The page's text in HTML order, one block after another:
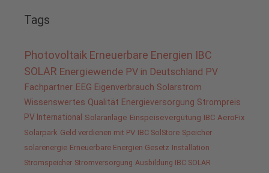
Tags
Photovoltaik Erneuerbare Energien IBC
SOLAR Energiewende PV in Deutschland PV
Fachpartner EEG Eigenverbrauch Solarstrom
Wissenswertes Qualität Energieversorgung Strompreis
PV International Solaranlage Einspeisevergütung IBC AeroFix
Solarpark Geld verdienen mit PV IBC SolStore Speicher
solarenergie Erneuerbare Energien Gesetz Installation
Stromspeicher Stromversorgung Ausbildung IBC SOLAR